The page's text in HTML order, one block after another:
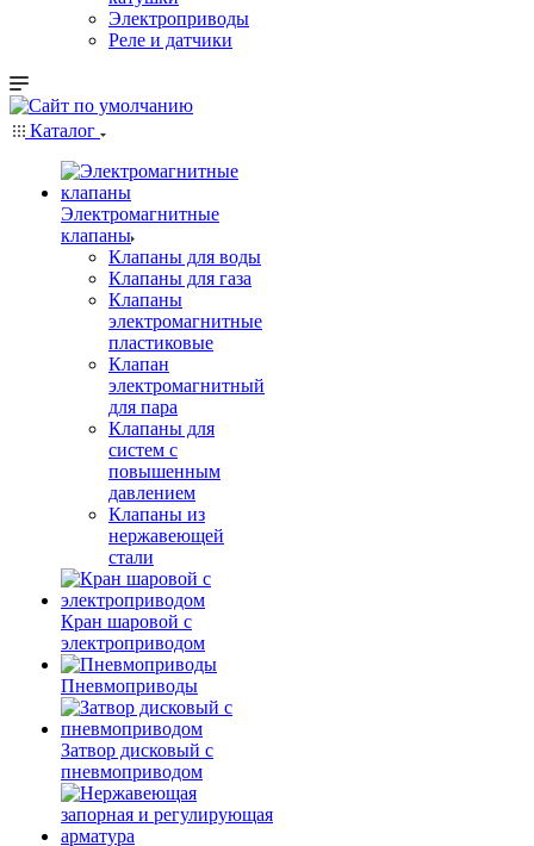
Электроприводы
Реле и датчики
Каталог
Электромагнитные
клапаны
Клапаны для воды
Клапаны для газа
Клапаны
электромагнитные
пластиковые
Клапан
электромагнитный
для пара
Клапаны для
систем с
повышенным
давлением
Клапаны из
нержавеющей
стали
Кран шаровой с
электроприводом
Пневмоприводы
Затвор дисковый с
пневмоприводом